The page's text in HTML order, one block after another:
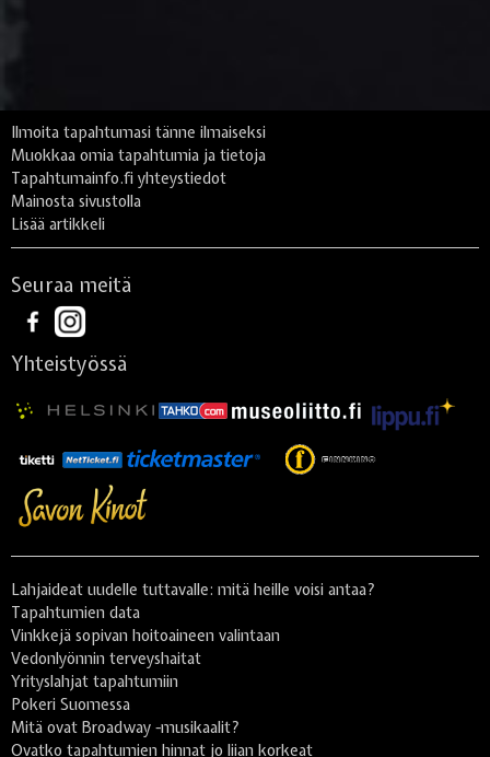
Ilmoita tapahtumasi tänne ilmaiseksi
Muokkaa omia tapahtumia ja tietoja
Tapahtumainfo.fi yhteystiedot
Mainosta sivustolla
Lisää artikkeli
Seuraa meitä
Yhteistyössä
Lahjaideat uudelle tuttavalle: mitä heille voisi antaa?
Tapahtumien data
Vinkkejä sopivan hoitoaineen valintaan
Vedonlyönnin terveyshaitat
Yrityslahjat tapahtumiin
Pokeri Suomessa
Mitä ovat Broadway -musikaalit?
Ovatko tapahtumien hinnat jo liian korkeat